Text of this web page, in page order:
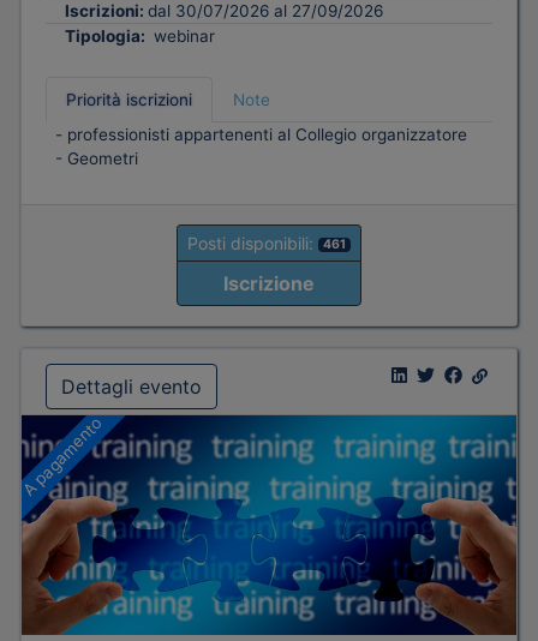
Iscrizioni: dal 30/07/2026 al 27/09/2026
Tipologia: webinar
Priorità iscrizioni
Note
- professionisti appartenenti al Collegio organizzatore
- Geometri
Posti disponibili: 461
Iscrizione
Dettagli evento
A pagamento